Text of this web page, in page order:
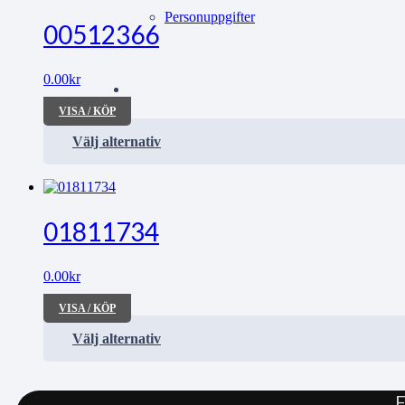
Personuppgifter
00512366
0.00kr
VISA / KÖP
Välj alternativ
01811734
0.00kr
VISA / KÖP
Välj alternativ